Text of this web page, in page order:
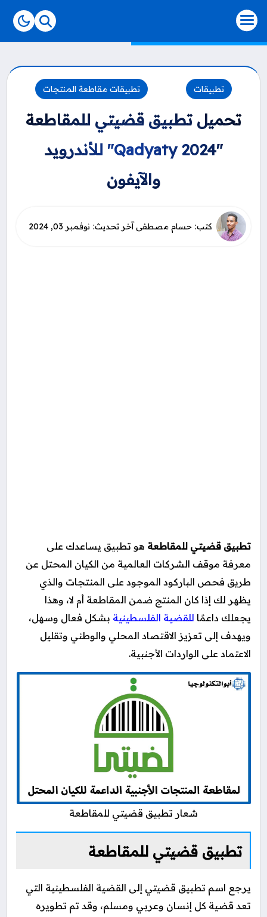
تطبيقات تطبيقات مقاطعة المنتجات
تحميل تطبيق قضيتي للمقاطعة
"Qadyaty 2024" للأندرويد
والآيفون
نوفمبر 03, 2024
تطبيق قضيتي للمقاطعة هو تطبيق يساعدك على
معرفة موقف الشركات العالمية من الكيان المحتل عن
طريق فحص الباركود الموجود على المنتجات والذي
يظهر لك إذا كان المنتج ضمن المقاطعة أم لا، وهذا
يجعلك داعمًا للقضية الفلسطينية بشكل فعال وسهل،
ويهدف إلى تعزيز الاقتصاد المحلي والوطني وتقليل
الاعتماد على الواردات الأجنبية.
شعار تطبيق قضيتي للمقاطعة
تطبيق قضيتي للمقاطعة
يرجع اسم تطبيق قضيتي إلى القضية الفلسطينية التي
تعد قضية كل إنسان وعربي ومسلم، وقد تم تطويره